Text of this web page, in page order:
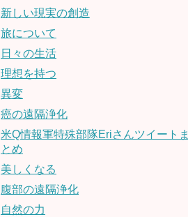
新しい現実の創造
旅について
日々の生活
理想を持つ
異変
癌の遠隔浄化
米Q情報軍特殊部隊Eriさんツイートま
とめ
美しくなる
腹部の遠隔浄化
自然の力